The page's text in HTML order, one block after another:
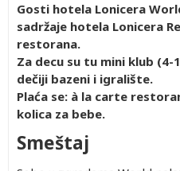
Gosti hotela Lonicera
sadržaje hotela Lonicera
restorana.
Za decu su tu mini klub
dečiji bazeni i igralište.
Plaća se: à la carte
kolica za bebe.
Smeštaj